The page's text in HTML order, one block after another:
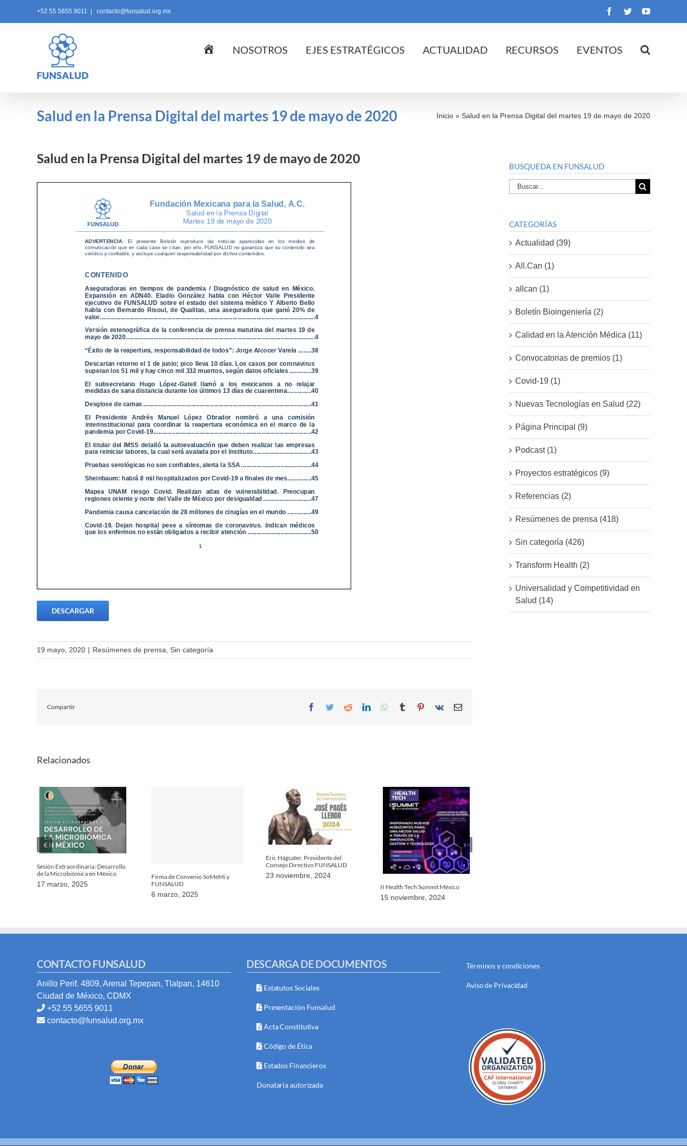
+52 55 5655 9011 contacto@funsalud.org.mx Facebook
TwitterYouTube
InicioNOSOTROS EJES ESTRATÉGICOS ACTUALIDAD RECURSOS EVENTOS
Salud en la Prensa Digital del martes 19 de mayo de 2020 Inicio » Salud en la Prensa Digital del martes 19 de mayo de 2020
Salud en la Prensa Digital del martes 19 de mayo de 2020
DESCARGAR
19 mayo, 2020 | Resúmenes de prensa Sin categoría
Compartir Facebook
TwitterRedditLinkedInWhatsApp
Tumblr Pinterest
Vk Email
Relacionados
Sesión Extraordinaria: Desarrollo
de la Microbiómica en México
17 marzo, 2025
Firma de Convenio SoMeMi y
FUNSALUD
6 marzo, 2025
Eric Hágsater, Presidente del
Consejo Directivo FUNSALUD
23 noviembre, 2024
II Health Tech Summit México
15 noviembre, 2024
BUSQUEDA EN FUNSALUD
Buscar
por:
CATEGORÍAS
Actualidad (39)
All.Can (1)
allcan (1)
Boletín Bioingeniería (2)
Calidad en la Atención Médica (11)
Convocatorias de premios (1)
Covid-19 (1)
Nuevas Tecnologías en Salud (22)
Página Principal (9)
Podcast (1)
Proyectos estratégicos (9)
Referencias (2)
Resúmenes de prensa (418)
Sin categoría (426)
Transform Health (2)
Universalidad y Competitividad en
Salud (14)
CONTACTO FUNSALUD
Anillo Perif. 4809, Arenal Tepepan, Tlalpan, 14610
Ciudad de México, CDMX
+52 55 5655 9011
contacto@funsalud.org.mx
DESCARGA DE DOCUMENTOS
Estatutos Sociales
Presentación Funsalud
Acta Constitutiva
Código de Ética
Estados Financieros
Donataria autorizada
Términos y condiciones
Aviso de Privacidad